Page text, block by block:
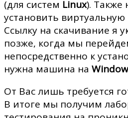
(для систем Linux). Также
установить
Ccылку на скачивание я
позже, когда мы
непосредственно к
нужна машина на
От Вас лишь требуется
В итоге мы получим